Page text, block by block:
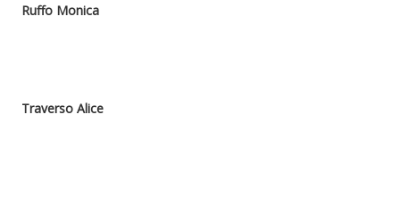
Ruffo Monica
Traverso Alice